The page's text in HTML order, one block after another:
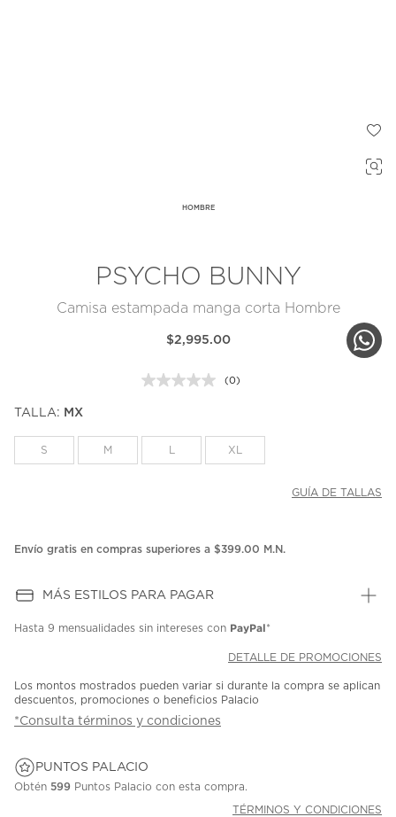
HOMBRE
PSYCHO BUNNY
Camisa estampada manga corta Hombre
$2,995.00
Sin
la
misma
(0)
TALLA: MX
S M XL
GUÍA DE TALLAS
Envío gratis en compras superiores a $399.00 M.N.
MÁS ESTILOS PARA PAGAR
Hasta 9 mensualidades sin intereses con PayPal*
DETALLE DE PROMOCIONES
Los montos mostrados pueden variar si durante la compra se aplican
descuentos, promociones o beneficios Palacio
*Consulta términos y condiciones
PUNTOS PALACIO
Obtén 599 Puntos Palacio con esta compra.
TÉRMINOS Y CONDICIONES